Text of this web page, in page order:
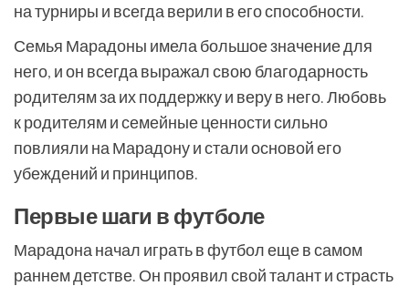
на турниры и всегда верили в его способности.
Семья Марадоны имела большое значение для
него, и он всегда выражал свою благодарность
родителям за их поддержку и веру в него. Любовь
к родителям и семейные ценности сильно
повлияли на Марадону и стали основой его
убеждений и принципов.
Первые шаги в футболе
Марадона начал играть в футбол еще в самом
раннем детстве. Он проявил свой талант и страсть